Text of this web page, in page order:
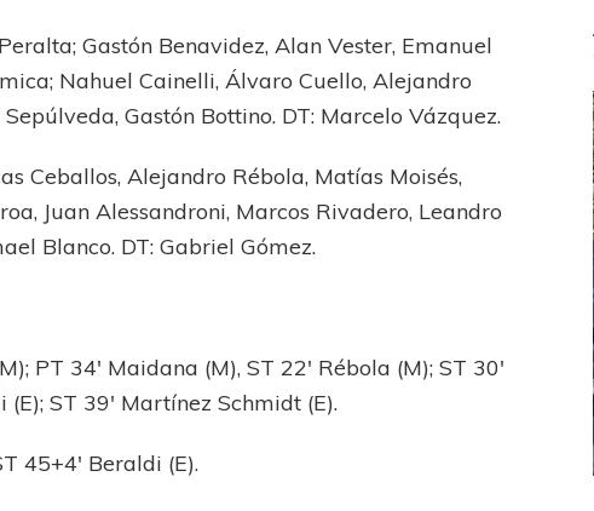
Gastón Benavidez, Alan Vester, Emanuel
Nahuel Cainelli, Álvaro Cuello, Alejandro
Gastón Bottino. DT: Marcelo Vázquez.
Ceballos, Alejandro Rébola, Matías Moisés,
Juan Alessandroni, Marcos Rivadero, Leandro
Blanco. DT: Gabriel Gómez.
PT 34′ Maidana (M), ST 22′ Rébola (M); ST 30′
ST 39′ Martínez Schmidt (E).
45+4′ Beraldi (E).